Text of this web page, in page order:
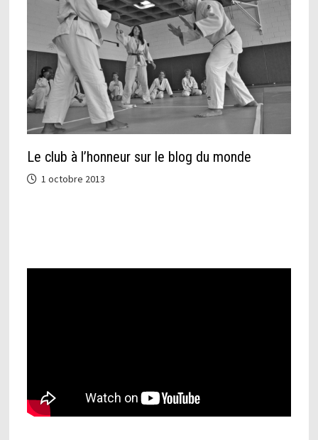
Le club à l’honneur sur le blog du monde
1 octobre 2013